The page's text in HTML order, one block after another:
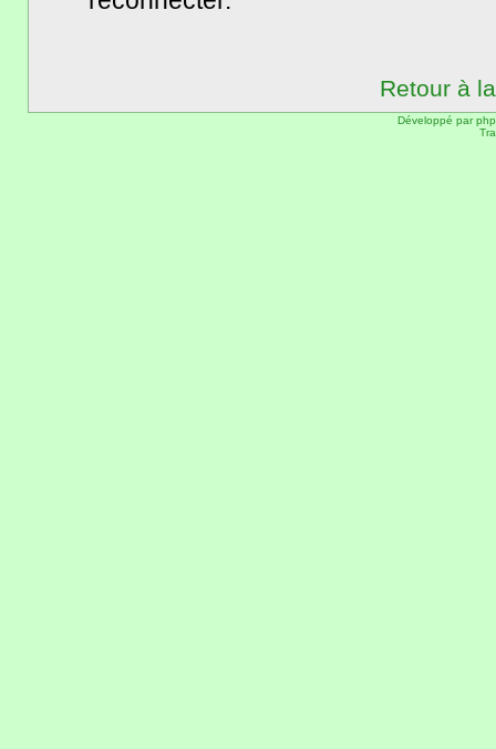
Retour à
Développé par